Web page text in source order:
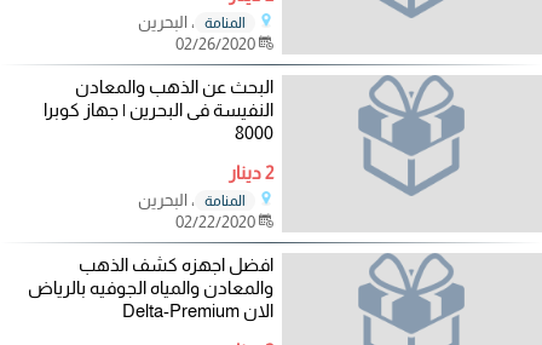
المنامة
، البحرين
02/26/2020
البحث عن الذهب والمعادن
النفيسة فى البحرين | جهاز كوبرا
8000
2 دينار
المنامة
، البحرين
02/22/2020
افضل اجهزه كشف الذهب
والمعادن والمياه الجوفيه بالرياض
الان Delta-Premium